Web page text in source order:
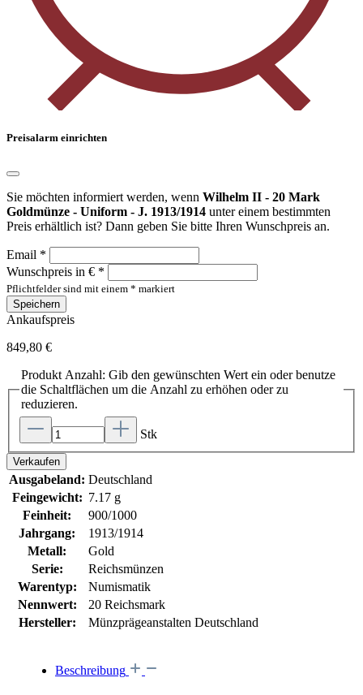
Preisalarm einrichten
Sie möchten informiert werden, wenn Wilhelm II - 20 Mark
Goldmünze - Uniform - J. 1913/1914 unter einem bestimmten
Preis erhältlich ist? Dann geben Sie bitte Ihren Wunschpreis an.
Email *
Wunschpreis in € *
Pflichtfelder sind mit einem * markiert
Speichern
Ankaufspreis
849,80 €
Produkt Anzahl: Gib den gewünschten Wert ein oder benutze
die Schaltflächen um die Anzahl zu erhöhen oder zu
reduzieren.
Stk
Verkaufen
Ausgabeland: Deutschland
Feingewicht: 7.17 g
Feinheit:
900/1000
Jahrgang:
1913/1914
Metall:
Gold
Serie:
Reichsmünzen
Warentyp:
Numismatik
Nennwert:
20 Reichsmark
Hersteller:
Münzprägeanstalten Deutschland
Beschreibung